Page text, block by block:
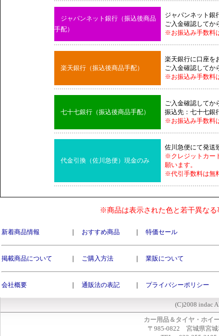
ジャパンネット銀行（振込後商品
手配）
ジャパンネット銀
ご入金確認してか
※お振込み手数料
楽天銀行（振込後商品手配）
楽天銀行に口座を
ご入金確認してか
※お振込み手数料
七十七銀行（振込後商品手配）
ご入金確認してか
振込先：七十七銀
※お振込み手数料
代金引換（佐川急便）現金のみ
佐川急便にて発送
※クレジットカー
願います。
※代引手数料は無
※商品は表示された色と若干異な
新着商品情報 ｜ おすすめ商品 ｜ 特価セール
掲載商品について ｜ ご購入方法 ｜ 業販について
会社概要 ｜ 通販法の表記 ｜ プライバシーポリシー
(C)2008 indac
カー用品＆タイヤ・ホイ
〒985-0822 宮城県宮城